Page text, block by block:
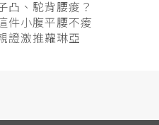
凸、駝背腰痠？
件小腹平腰不痠
證激推蘿琳亞